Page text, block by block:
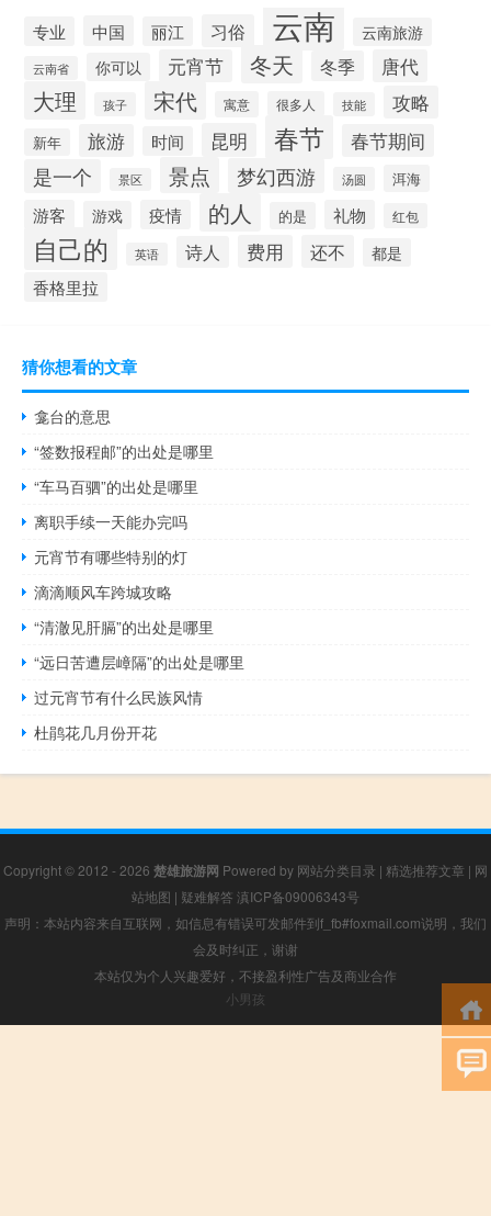
专业 中国 丽江 习俗 云南 云南旅游
云南省 你可以 元宵节 冬天 冬季 唐代
大理 孩子 宋代 寓意 很多人 技能 攻略
新年 旅游 时间 昆明 春节 春节期间
是一个 景区 景点 梦幻西游 汤圆 洱海
游客 游戏 疫情 的人 的是 礼物 红包
自己的 英语 诗人 费用 还不 都是
香格里拉
猜你想看的文章
龛台的意思
“签数报程邮”的出处是哪里
“车马百驷”的出处是哪里
离职手续一天能办完吗
元宵节有哪些特别的灯
滴滴顺风车跨城攻略
“清澈见肝膈”的出处是哪里
“远日苦遭层嶂隔”的出处是哪里
过元宵节有什么民族风情
杜鹃花几月份开花
Copyright © 2012 - 2026 楚雄旅游网 Powered by 网站分类目录 | 精选推荐文章 | 网
站地图 | 疑难解答 滇ICP备09006343号
声明：本站内容来自互联网，如信息有错误可发邮件到f_fb#foxmail.com说明，我们
会及时纠正，谢谢
本站仅为个人兴趣爱好，不接盈利性广告及商业合作
小男孩